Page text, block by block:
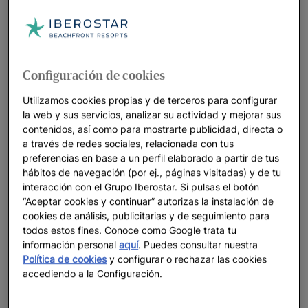
Configuración de cookies
Utilizamos cookies propias y de terceros para configurar
la web y sus servicios, analizar su actividad y mejorar sus
contenidos, así como para mostrarte publicidad, directa o
a través de redes sociales, relacionada con tus
preferencias en base a un perfil elaborado a partir de tus
hábitos de navegación (por ej., páginas visitadas) y de tu
interacción con el Grupo Iberostar. Si pulsas el botón
“Aceptar cookies y continuar” autorizas la instalación de
cookies de análisis, publicitarias y de seguimiento para
todos estos fines. Conoce como Google trata tu
información personalaquí. Puedes consultar nuestra
Política de cookiesy configurar o rechazar las cookies
accediendo a la Configuración.